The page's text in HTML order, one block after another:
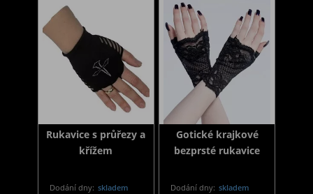
Rukavice s průřezy a
křížem
Dodání dny: skladem
Gotické krajkové
bezprsté rukavice
Dodání dny: skladem